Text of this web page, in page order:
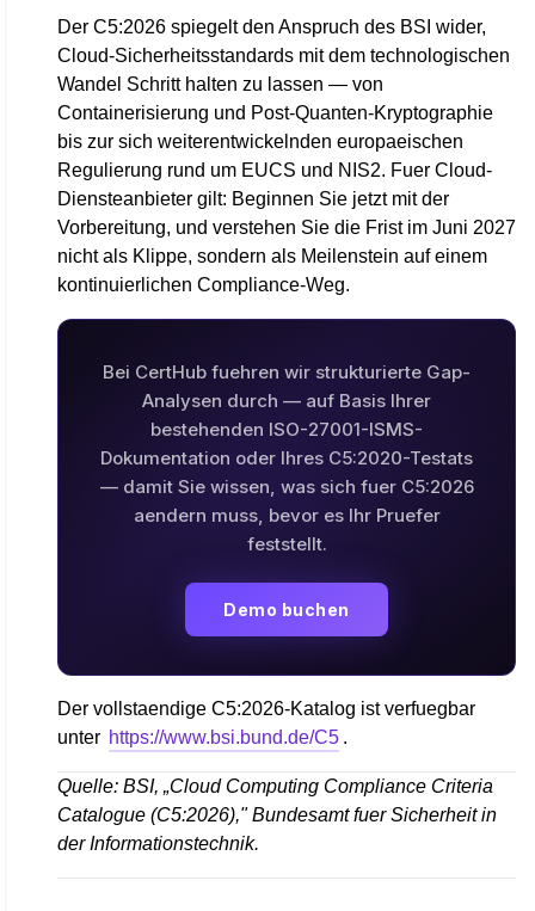
Der C5:2026 spiegelt den Anspruch des BSI wider,
Cloud-Sicherheitsstandards mit dem technologischen
Wandel Schritt halten zu lassen — von
Containerisierung und Post-Quanten-Kryptographie
bis zur sich weiterentwickelnden europaeischen
Regulierung rund um EUCS und NIS2. Fuer Cloud-
Diensteanbieter gilt: Beginnen Sie jetzt mit der
Vorbereitung, und verstehen Sie die Frist im Juni 2027
nicht als Klippe, sondern als Meilenstein auf einem
kontinuierlichen Compliance-Weg.
Bei CertHub fuehren wir strukturierte Gap-
Analysen durch — auf Basis Ihrer
bestehenden ISO-27001-ISMS-
Dokumentation oder Ihres C5:2020-Testats
— damit Sie wissen, was sich fuer C5:2026
aendern muss, bevor es Ihr Pruefer
feststellt.
Demo buchen
Der vollstaendige C5:2026-Katalog ist verfuegbar
unter https://www.bsi.bund.de/C5 .
Quelle: BSI, „Cloud Computing Compliance Criteria
Catalogue (C5:2026)," Bundesamt fuer Sicherheit in
der Informationstechnik.